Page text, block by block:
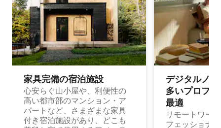
家具完備の宿⁠泊⁠施⁠設
心安らぐ山小屋や、利便性の
高い都市部のマンション・ア
パートなど、さまざまな家具
付き宿泊施設があり、どこも
デジタルノ
多⁠いプ⁠ロ⁠フ⁠
最⁠適
リモートワー
フェッショナ